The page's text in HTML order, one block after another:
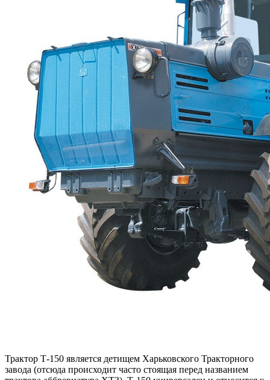
Трактор Т-150 является детищем Харьковского Тракторного
завода (отсюда происходит часто стоящая перед названием